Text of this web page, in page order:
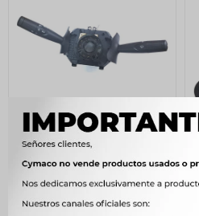
LLAVE BAJO VOLANTE FIAT
SEÑALERO PALIO 04/09
S/L/LUNETA -
$ 3.617 $ 3.706